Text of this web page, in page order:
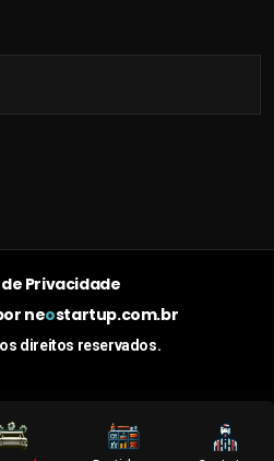
direitos reservados.
neostartup.com.br
Privacidade